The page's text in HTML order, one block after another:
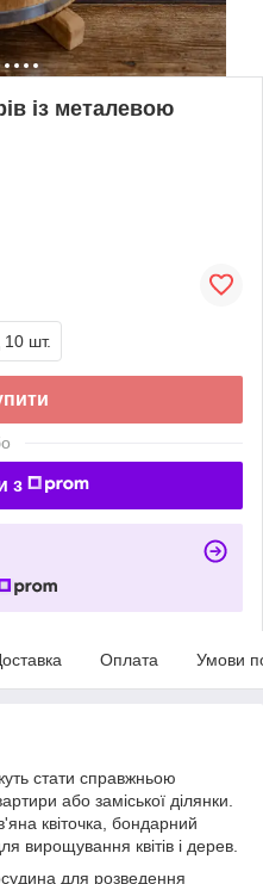
із металевою
10 шт.
з
Оплата Умови
стати справжньою
або заміської ділянки.
квіточка, бондарний
вирощування квітів і дерев.
для розведення